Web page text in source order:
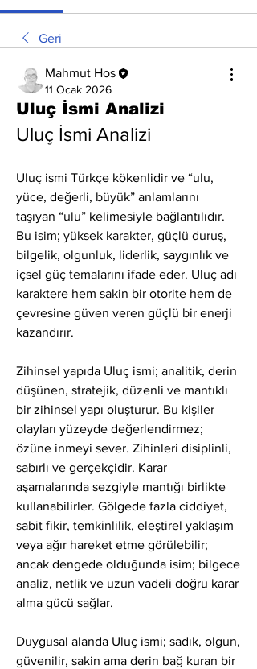
Geri
Mahmut Hos
11 Ocak 2026
Uluç İsmi Analizi
Uluç İsmi Analizi
Uluç ismi Türkçe kökenlidir ve “ulu,
yüce, değerli, büyük” anlamlarını
taşıyan “ulu” kelimesiyle bağlantılıdır.
Bu isim; yüksek karakter, güçlü duruş,
bilgelik, olgunluk, liderlik, saygınlık ve
içsel güç temalarını ifade eder. Uluç adı
karaktere hem sakin bir otorite hem de
çevresine güven veren güçlü bir enerji
kazandırır.
Zihinsel yapıda Uluç ismi; analitik, derin
düşünen, stratejik, düzenli ve mantıklı
bir zihinsel yapı oluşturur. Bu kişiler
olayları yüzeyde değerlendirmez;
özüne inmeyi sever. Zihinleri disiplinli,
sabırlı ve gerçekçidir. Karar
aşamalarında sezgiyle mantığı birlikte
kullanabilirler. Gölgede fazla ciddiyet,
sabit fikir, temkinlilik, eleştirel yaklaşım
veya ağır hareket etme görülebilir;
ancak dengede olduğunda isim; bilgece
analiz, netlik ve uzun vadeli doğru karar
alma gücü sağlar.
Duygusal alanda Uluç ismi; sadık, olgun,
güvenilir, sakin ama derin bağ kuran bir